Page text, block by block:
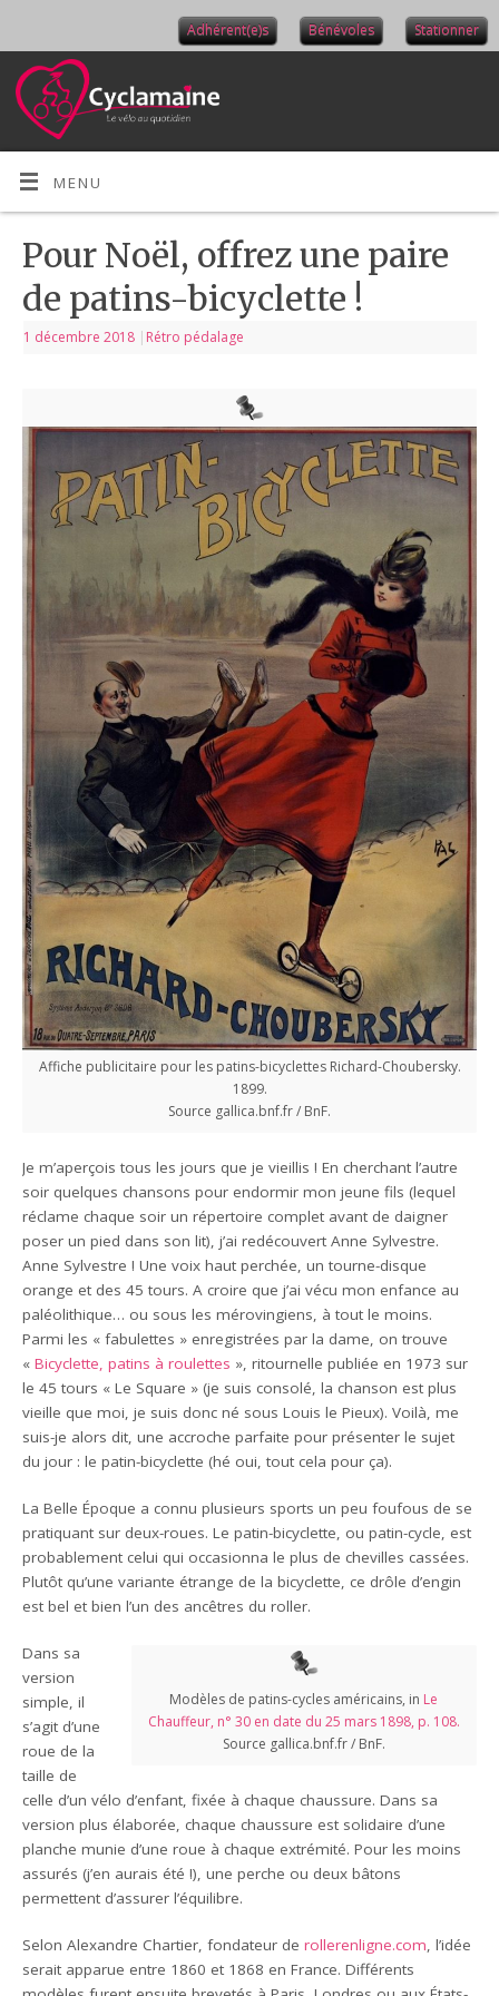
Adhérent(e)s Bénévoles Stationner
MENU
Pour Noël, offrez une paire
de patins-bicyclette !
1 décembre 2018 | Rétro pédalage
Affiche publicitaire pour les patins-bicyclettes Richard-Choubersky.
1899.
Source gallica.bnf.fr / BnF.
Je m’aperçois tous les jours que je vieillis ! En cherchant l’autre
soir quelques chansons pour endormir mon jeune fils (lequel
réclame chaque soir un répertoire complet avant de daigner
poser un pied dans son lit), j’ai redécouvert Anne Sylvestre.
Anne Sylvestre ! Une voix haut perchée, un tourne-disque
orange et des 45 tours. A croire que j’ai vécu mon enfance au
paléolithique… ou sous les mérovingiens, à tout le moins.
Parmi les « fabulettes » enregistrées par la dame, on trouve
«Bicyclette, patins à roulettes », ritournelle publiée en 1973 sur
le 45 tours « Le Square » (je suis consolé, la chanson est plus
vieille que moi, je suis donc né sous Louis le Pieux). Voilà, me
suis-je alors dit, une accroche parfaite pour présenter le sujet
du jour : le patin-bicyclette (hé oui, tout cela pour ça).
La Belle Époque a connu plusieurs sports un peu foufous de se
pratiquant sur deux-roues. Le patin-bicyclette, ou patin-cycle, est
probablement celui qui occasionna le plus de chevilles cassées.
Plutôt qu’une variante étrange de la bicyclette, ce drôle d’engin
est bel et bien l’un des ancêtres du roller.
Modèles de patins-cycles américains, in Le
Chauffeur, n° 30 en date du 25 mars 1898, p. 108.
Source gallica.bnf.fr / BnF.
Dans sa
version
simple, il
s’agit d’une
roue de la
taille de
celle d’un vélo d’enfant, fixée à chaque chaussure. Dans sa
version plus élaborée, chaque chaussure est solidaire d’une
planche munie d’une roue à chaque extrémité. Pour les moins
assurés (j’en aurais été !), une perche ou deux bâtons
permettent d’assurer l’équilibre.
Selon Alexandre Chartier, fondateur derollerenligne.com, l’idée
serait apparue entre 1860 et 1868 en France. Différents